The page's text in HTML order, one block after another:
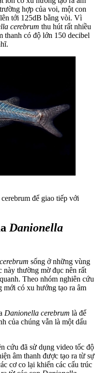
hợp của voi, một con
tới 125dB bằng vòi. Vì
cerebrum thu hút rất nhiều
thanh có độ lớn 150 decibel
để giao tiếp với
Danionella
sống ở những vùng
thường mờ đục nên rất
Theo nhóm nghiên cứu
mới có xu hướng tạo ra âm
Danionella cerebrum là để
của chúng vẫn là một dấu
cứu đã sử dụng video tốc độ
âm thanh được tạo ra từ sự
cơ co lại khiến các cấu trúc